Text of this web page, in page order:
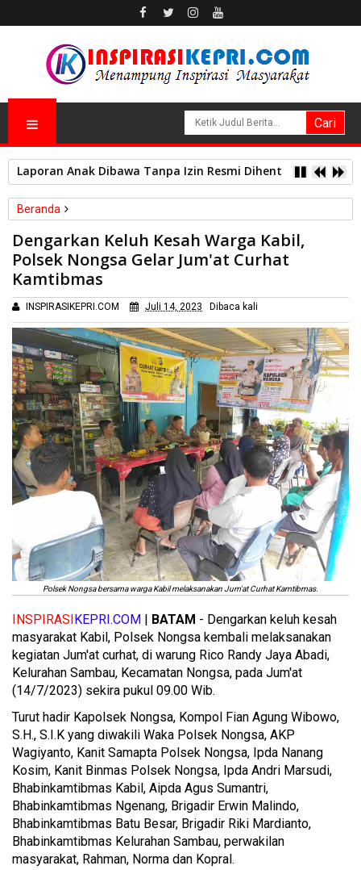
Laporan Anak Dibawa Tanpa Izin Resmi Dihentikan Polsek
Beranda
Dengarkan Keluh Kesah Warga Kabil, Polsek Nongsa Gelar
Jum'at Curhat Kamtibmas
Dengarkan Keluh Kesah Warga Kabil,
Polsek Nongsa Gelar Jum'at Curhat
Kamtibmas
INSPIRASIKEPRI.COM Juli 14, 2023 Dibaca kali
Polsek Nongsa bersama warga Kabil melaksanakan Jum'at Curhat Kamtibmas.
INSPIRASI KEPRI.COM BATAM - Dengarkan keluh kesah
masyarakat Kabil, Polsek Nongsa kembali melaksanakan
kegiatan Jum'at curhat, di warung Rico Randy Jaya Abadi,
Kelurahan Sambau, Kecamatan Nongsa, pada Jum'at
(14/7/2023) sekira pukul 09.00 Wib.
Turut hadir Kapolsek Nongsa, Kompol Fian Agung Wibowo,
S.H., S.I.K yang diwakili Waka Polsek Nongsa, AKP
Wagiyanto, Kanit Samapta Polsek Nongsa, Ipda Nanang
Kosim, Kanit Binmas Polsek Nongsa, Ipda Andri Marsudi,
Bhabinkamtibmas Kabil, Aipda Agus Sumantri,
Bhabinkamtibmas Ngenang, Brigadir Erwin Malindo,
Bhabinkamtibmas Batu Besar, Brigadir Riki Mardianto,
Bhabinkamtibmas Kelurahan Sambau, perwakilan
masyarakat, Rahman, Norma dan Kopral.